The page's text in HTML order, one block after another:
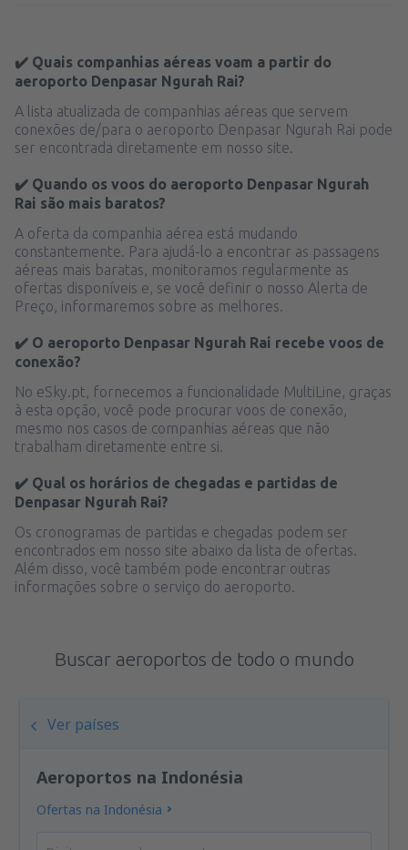
✔️ Quais companhias aéreas voam a partir do
aeroporto Denpasar Ngurah Rai?
A lista atualizada de companhias aéreas que servem
conexões de/para o aeroporto Denpasar Ngurah Rai pode
ser encontrada diretamente em nosso site.
✔️ Quando os voos do aeroporto Denpasar Ngurah
Rai são mais baratos?
A oferta da companhia aérea está mudando
constantemente. Para ajudá-lo a encontrar as passagens
aéreas mais baratas, monitoramos regularmente as
ofertas disponíveis e, se você definir o nosso Alerta de
Preço, informaremos sobre as melhores.
✔️ O aeroporto Denpasar Ngurah Rai recebe voos de
conexão?
No eSky.pt, fornecemos a funcionalidade MultiLine, graças
à esta opção, você pode procurar voos de conexão,
mesmo nos casos de companhias aéreas que não
trabalham diretamente entre si.
✔️ Qual os horários de chegadas e partidas de
Denpasar Ngurah Rai?
Os cronogramas de partidas e chegadas podem ser
encontrados em nosso site abaixo da lista de ofertas.
Além disso, você também pode encontrar outras
informações sobre o serviço do aeroporto.
Buscar aeroportos de todo o mundo
Ver países
Aeroportos na Indonésia
Ofertas na Indonésia